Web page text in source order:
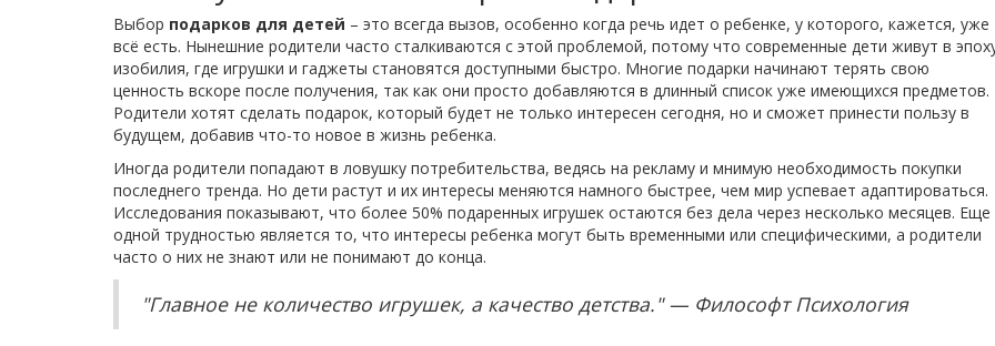
Выбор подарков для детей – это всегда вызов, особенно когда речь идет о ребенке, у которого, кажется, уже
всё есть. Нынешние родители часто сталкиваются с этой проблемой, потому что современные дети живут в
изобилия, где игрушки и гаджеты становятся доступными быстро. Многие подарки начинают терять свою
ценность вскоре после получения, так как они просто добавляются в длинный список уже имеющихся предметов.
Родители хотят сделать подарок, который будет не только интересен сегодня, но и сможет принести пользу в
будущем, добавив что-то новое в жизнь ребенка.
Иногда родители попадают в ловушку потребительства, ведясь на рекламу и мнимую необходимость покупки
последнего тренда. Но дети растут и их интересы меняются намного быстрее, чем мир успевает адаптироваться.
Исследования показывают, что более 50% подаренных игрушек остаются без дела через несколько месяцев. Еще
одной трудностью является то, что интересы ребенка могут быть временными или специфическими, а родители
часто о них не знают или не понимают до конца.
"Главное не количество игрушек, а качество детства." — Философт Психология